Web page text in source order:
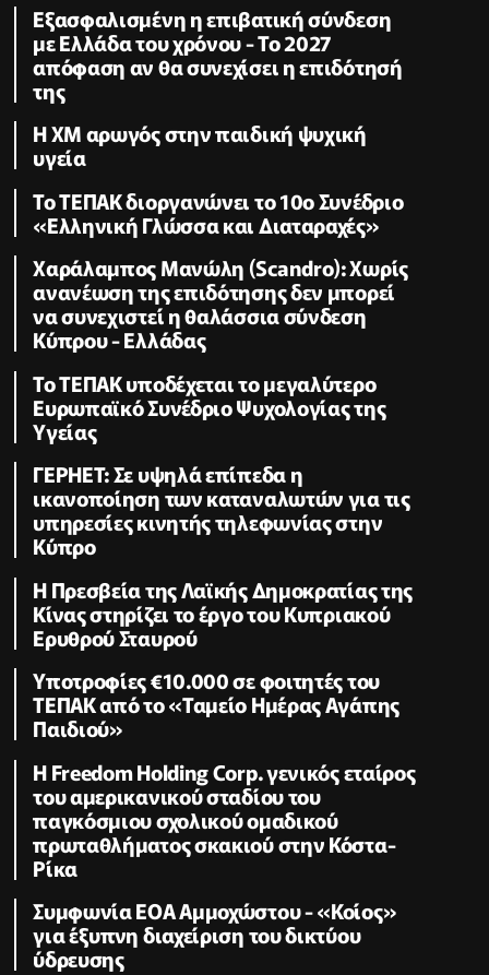
Εξασφαλισμένη η επιβατική σύνδεση
με Ελλάδα του χρόνου - Το 2027
απόφαση αν θα συνεχίσει η επιδότησή
της
Η XM αρωγός στην παιδική ψυχική
υγεία
Το ΤΕΠΑΚ διοργανώνει το 10ο Συνέδριο
«Ελληνική Γλώσσα και Διαταραχές»
Χαράλαμπος Μανώλη (Scandro): Χωρίς
ανανέωση της επιδότησης δεν μπορεί
να συνεχιστεί η θαλάσσια σύνδεση
Κύπρου - Ελλάδας
Το ΤΕΠΑΚ υποδέχεται το μεγαλύτερο
Ευρωπαϊκό Συνέδριο Ψυχολογίας της
Υγείας
ΓΕΡΗΕΤ: Σε υψηλά επίπεδα η
ικανοποίηση των καταναλωτών για τις
υπηρεσίες κινητής τηλεφωνίας στην
Κύπρο
Η Πρεσβεία της Λαϊκής Δημοκρατίας της
Κίνας στηρίζει το έργο του Κυπριακού
Ερυθρού Σταυρού
Υποτροφίες €10.000 σε φοιτητές του
ΤΕΠΑΚ από το «Ταμείο Ημέρας Αγάπης
Παιδιού»
Η Freedom Holding Corp. γενικός εταίρος
του αμερικανικού σταδίου του
παγκόσμιου σχολικού ομαδικού
πρωταθλήματος σκακιού στην Κόστα-
Ρίκα
Συμφωνία ΕΟΑ Αμμοχώστου - «Κοίος»
για έξυπνη διαχείριση του δικτύου
ύδρευσης